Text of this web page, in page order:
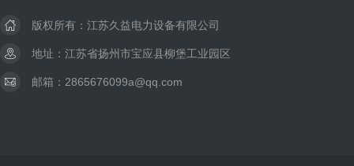
版权所有：江苏久益电力设备有限公司
地址：江苏省扬州市宝应县柳堡工业园区
邮箱：2865676099a@qq.com